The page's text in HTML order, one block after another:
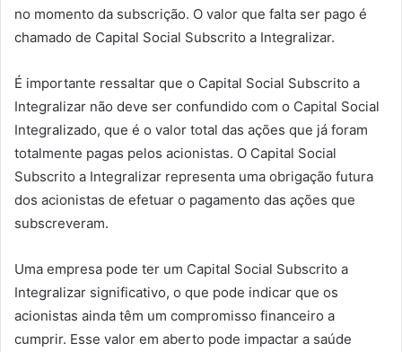
no momento da subscrição. O valor que falta ser pago é
chamado de Capital Social Subscrito a Integralizar.
É importante ressaltar que o Capital Social Subscrito a
Integralizar não deve ser confundido com o Capital Social
Integralizado, que é o valor total das ações que já foram
totalmente pagas pelos acionistas. O Capital Social
Subscrito a Integralizar representa uma obrigação futura
dos acionistas de efetuar o pagamento das ações que
subscreveram.
Uma empresa pode ter um Capital Social Subscrito a
Integralizar significativo, o que pode indicar que os
acionistas ainda têm um compromisso financeiro a
cumprir. Esse valor em aberto pode impactar a saúde